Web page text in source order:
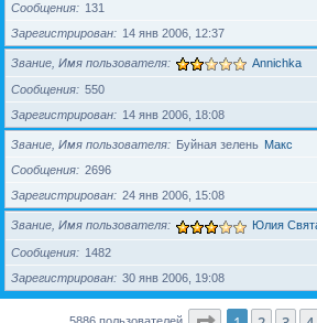
Сообщения
131
Зарегистрирован
14 янв 2006, 12:37
Звание, Имя пользователя Annichka
Сообщения
550
Зарегистрирован
14 янв 2006, 18:08
Звание, Имя пользователя Буйная зелень Макс
Сообщения
2696
Зарегистрирован
24 янв 2006, 15:08
Звание, Имя пользователя Юлия
Сообщения
1482
Зарегистрирован
30 янв 2006, 19:08
5886 пользователей